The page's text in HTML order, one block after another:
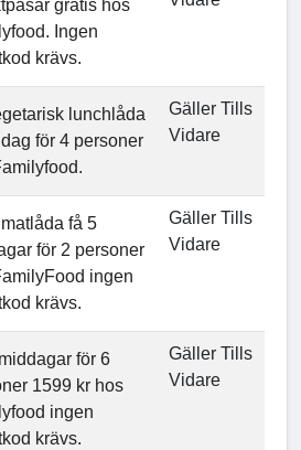
gratis hos
Ingen
krävs.
lunchlåda
för 4 personer
Gäller Tills
Vidare
få 5
för 2 personer
ingen
krävs.
Gäller Tills
Vidare
för 6
1599 kr hos
ingen
krävs.
Gäller Tills
Vidare